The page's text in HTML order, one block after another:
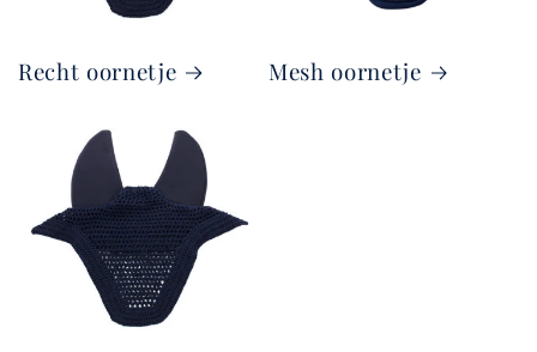
Recht oornetje Mesh oornetje